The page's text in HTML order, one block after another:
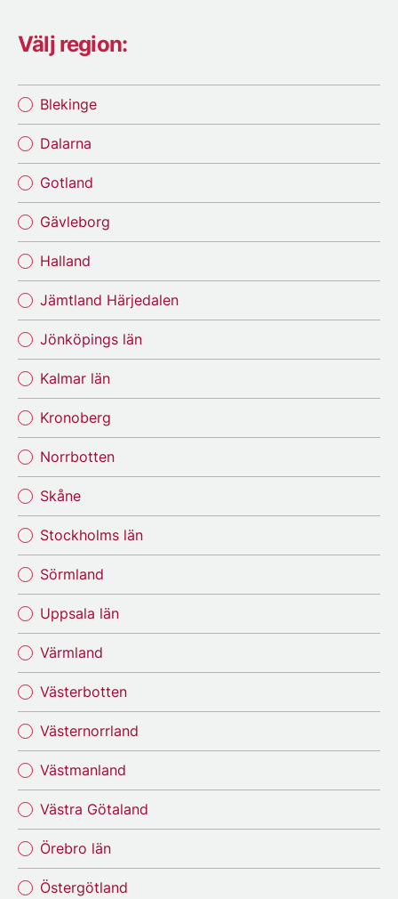
Välj region:
Blekinge
Dalarna
Gotland
Gävleborg
Halland
Jämtland Härjedalen
Jönköpings län
Kalmar län
Kronoberg
Norrbotten
Skåne
Stockholms län
Sörmland
Uppsala län
Värmland
Västerbotten
Västernorrland
Västmanland
Västra Götaland
Örebro län
Östergötland